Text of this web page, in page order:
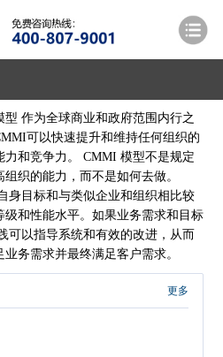
作为全球商业和政府范围内行之
可以快速提升和维持任何组织的
和竞争力。 CMMI 模型不是规定
织的能力，而不是如何去做。
身目标和与类似企业和组织相比较
级和性能水平。如果业务需求和目标
可以指导系统和有效的改进，从而
务需求并最终满足客户需求。
更多